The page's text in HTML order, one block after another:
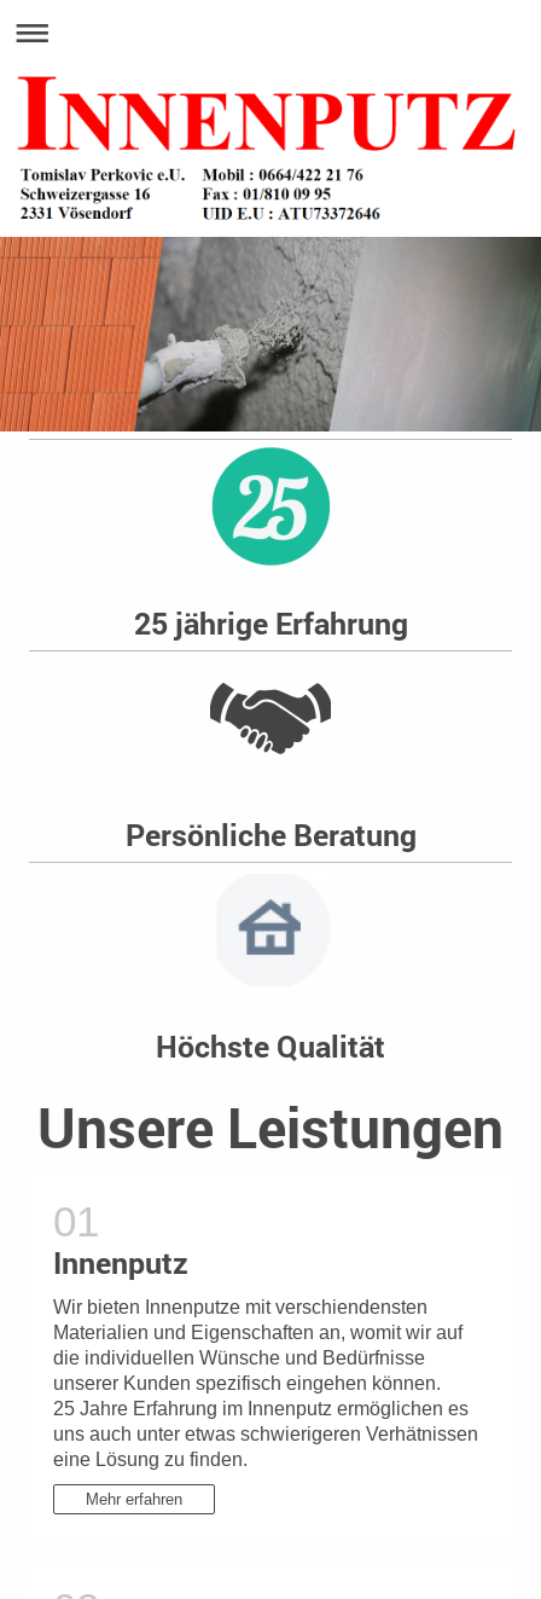
25 jährige Erfahrung
Persönliche Beratung
Höchste Qualität
Unsere Leistungen
Innenputz
Wir bieten Innenputze mit verschiendensten
Materialien und Eigenschaften an, womit wir auf
die individuellen Wünsche und Bedürfnisse
unserer Kunden spezifisch eingehen können.
25 Jahre Erfahrung im Innenputz ermöglichen es
uns auch unter etwas schwierigeren Verhätnissen
eine Lösung zu finden.
Mehr erfahren